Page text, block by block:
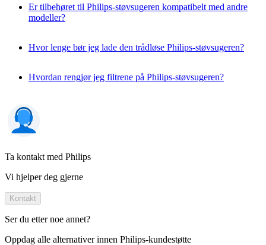
Er tilbehøret til Philips-støvsugeren kompatibelt med andre
modeller?
Hvor lenge bør jeg lade den trådløse Philips-støvsugeren?
Hvordan rengjør jeg filtrene på Philips-støvsugeren?
Ta kontakt med Philips
Vi hjelper deg gjerne
Kontakt
Ser du etter noe annet?
Oppdag alle alternativer innen Philips-kundestøtte